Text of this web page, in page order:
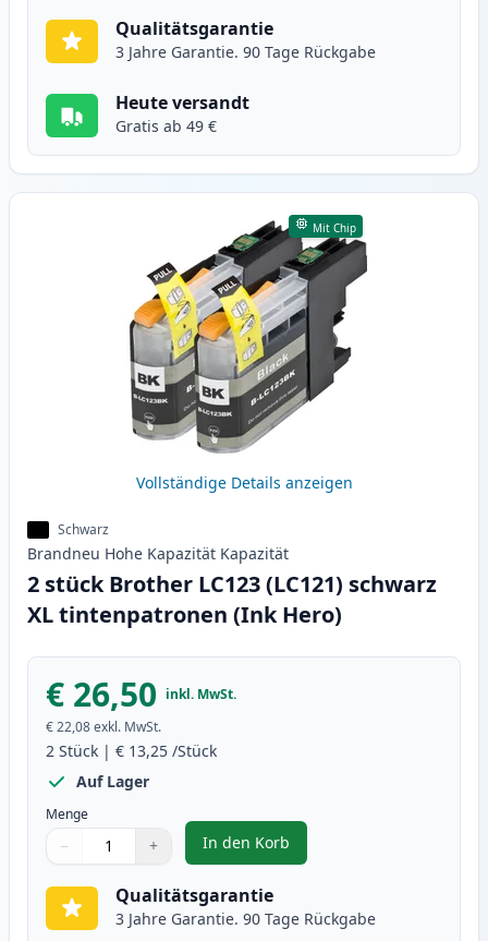
Qualitätsgarantie
3 Jahre Garantie. 90 Tage Rückgabe
Heute versandt
Gratis ab 49 €
Mit Chip
Vollständige Details anzeigen
Schwarz
Brandneu Hohe Kapazität Kapazität
2 stück Brother LC123 (LC121) schwarz
XL tintenpatronen (Ink Hero)
€ 26,50 inkl. MwSt.
€ 22,08exkl. MwSt.
2 Stück | € 13,25 /Stück
Auf Lager
Menge
Verwenden Sie die Tasten, um anzupassen
− +
1
In den Korb
, 2 stück Brother LC123 (LC121)
Qualitätsgarantie
3 Jahre Garantie. 90 Tage Rückgabe